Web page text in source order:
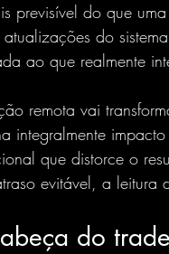
previsível do que
do
ao que realmente
remota vai
integralmente
que distorce o
evitável, a leitura
do